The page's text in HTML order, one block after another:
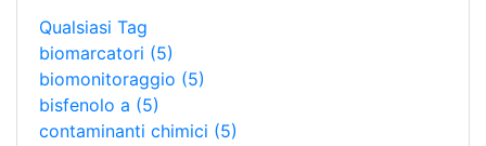
Qualsiasi Tag
biomarcatori (5)
biomonitoraggio (5)
bisfenolo a (5)
contaminanti chimici (5)